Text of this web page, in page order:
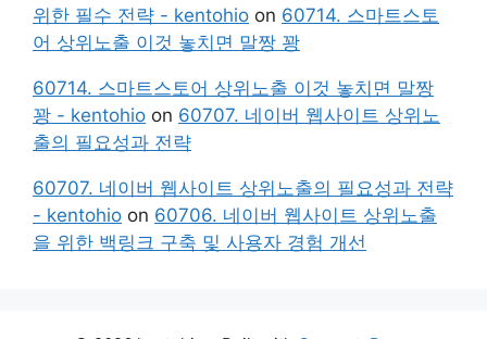
위한 필수 전략 - kentohio on 60714. 스마트스토
어 상위노출 이것 놓치면 말짱 꽝
60714. 스마트스토어 상위노출 이것 놓치면 말짱
꽝 - kentohio on 60707. 네이버 웹사이트 상위노
출의 필요성과 전략
60707. 네이버 웹사이트 상위노출의 필요성과 전략
- kentohio on 60706. 네이버 웹사이트 상위노출
을 위한 백링크 구축 및 사용자 경험 개선